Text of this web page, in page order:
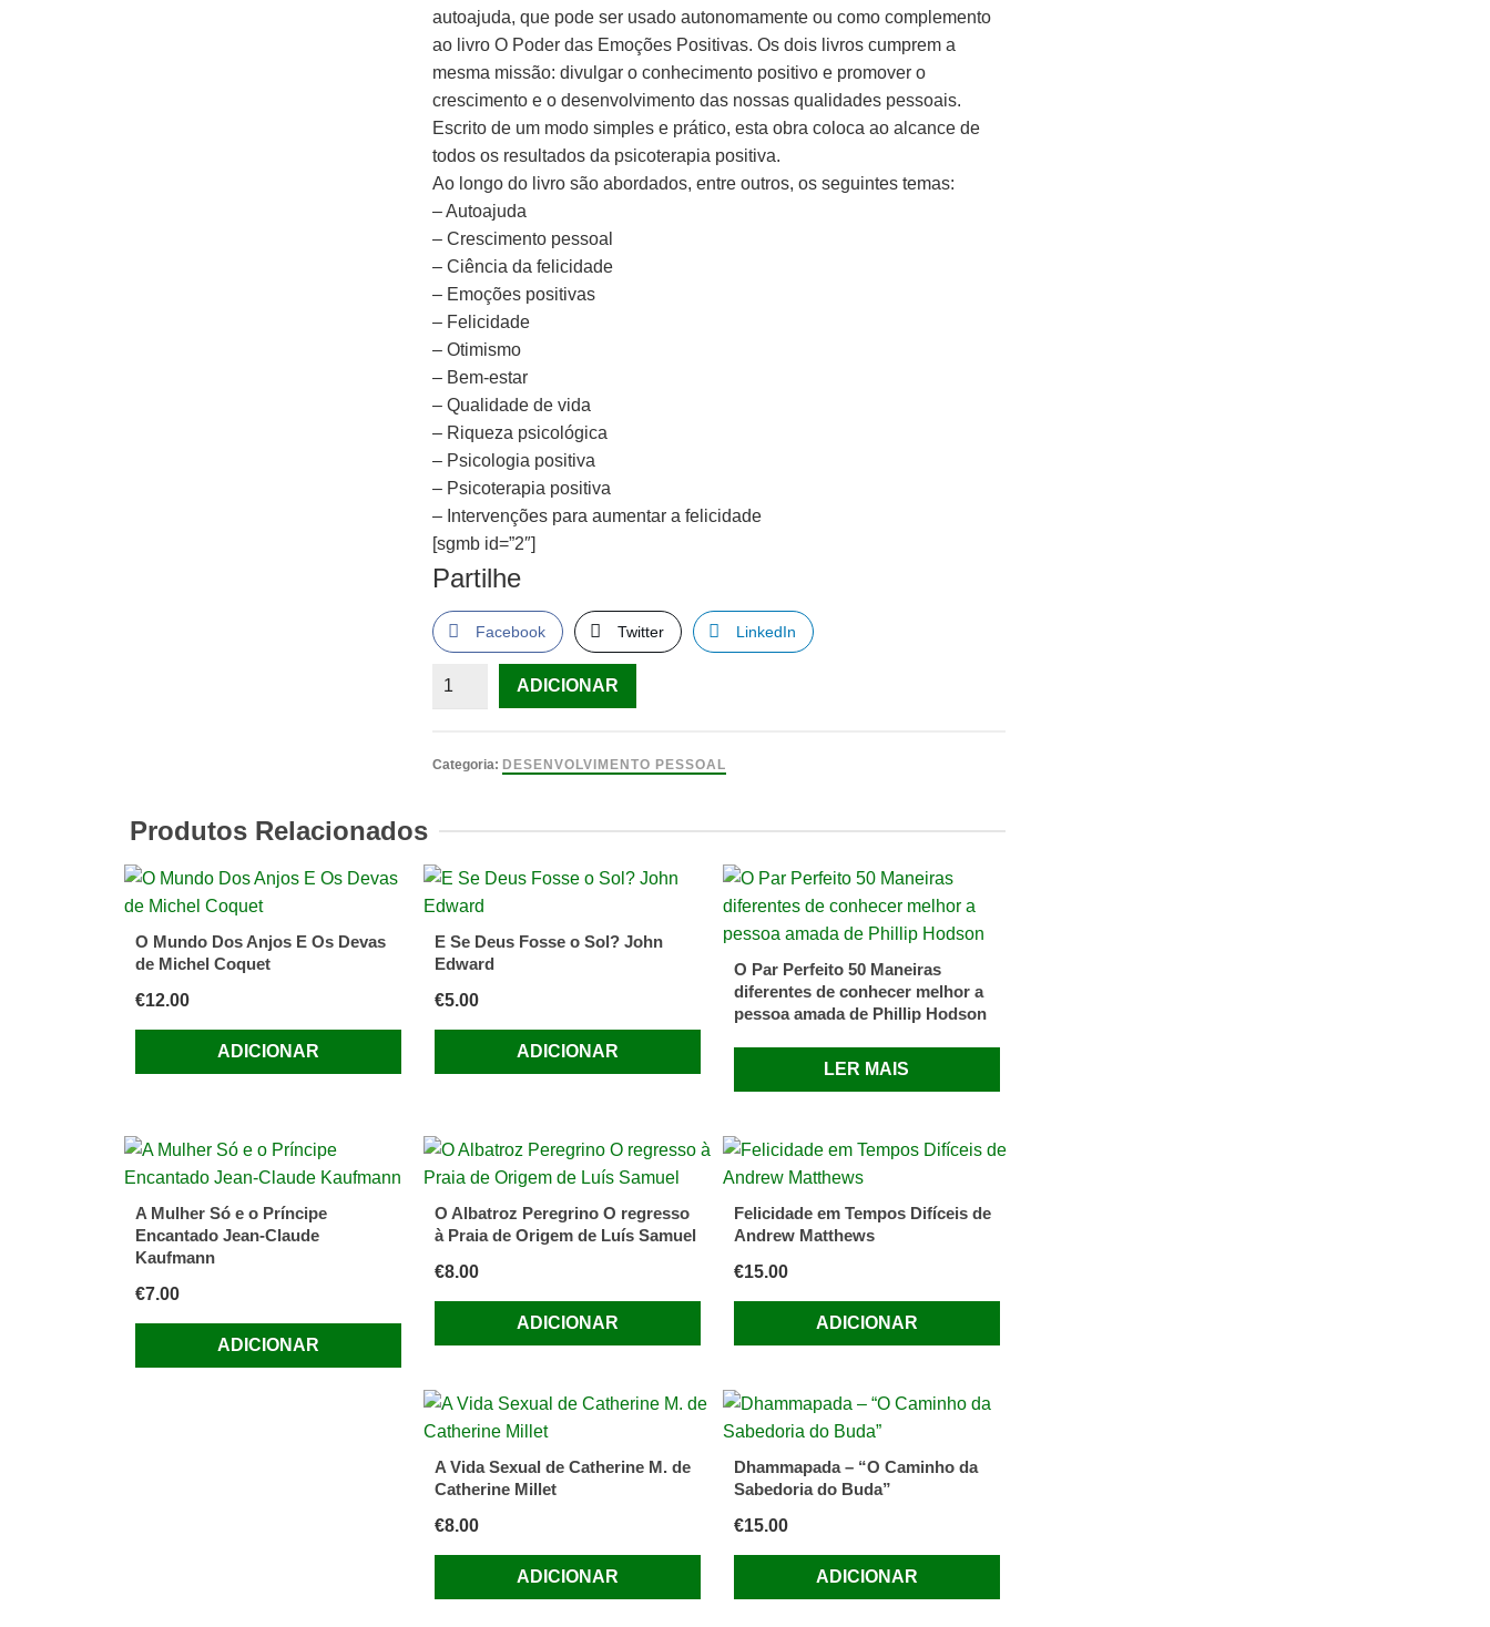
autoajuda, que pode ser usado autonomamente ou como complemento
ao livro O Poder das Emoções Positivas. Os dois livros cumprem a
mesma missão: divulgar o conhecimento positivo e promover o
crescimento e o desenvolvimento das nossas qualidades pessoais.
Escrito de um modo simples e prático, esta obra coloca ao alcance de
todos os resultados da psicoterapia positiva.
Ao longo do livro são abordados, entre outros, os seguintes temas:
– Autoajuda
– Crescimento pessoal
– Ciência da felicidade
– Emoções positivas
– Felicidade
– Otimismo
– Bem-estar
– Qualidade de vida
– Riqueza psicológica
– Psicologia positiva
– Psicoterapia positiva
– Intervenções para aumentar a felicidade
[sgmb id=”2″]
Partilhe
Facebook Twitter LinkedIn
Quantidade
a
de
Psicoterapia
de
Baptista
ADICIONAR
Categoria: DESENVOLVIMENTO PESSOAL
Produtos Relacionados
O Mundo Dos Anjos E Os Devas
de Michel Coquet
€12.00
ADICIONAR
E Se Deus Fosse o Sol? John
Edward
€5.00
ADICIONAR
O Par Perfeito 50 Maneiras
diferentes de conhecer melhor a
pessoa amada de Phillip Hodson
LER MAIS
A Mulher Só e o Príncipe
Encantado Jean-Claude
Kaufmann
€7.00
ADICIONAR
O Albatroz Peregrino O regresso
à Praia de Origem de Luís Samuel
€8.00
ADICIONAR
Felicidade em Tempos Difíceis de
Andrew Matthews
€15.00
ADICIONAR
A Vida Sexual de Catherine M. de
Catherine Millet
€8.00
ADICIONAR
Dhammapada – “O Caminho da
Sabedoria do Buda”
€15.00
ADICIONAR